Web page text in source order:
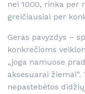
nei 1000, rinka per
greičiausiai per
Geras pavyzdys –
konkrečioms
„joga namuose
aksesuarai
nepastebėtos